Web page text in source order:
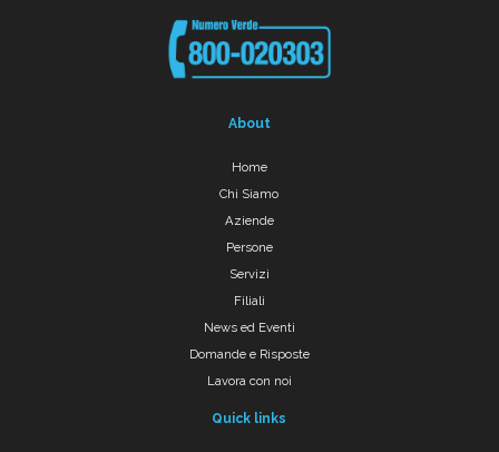
About
Home
Chi Siamo
Aziende
Persone
Servizi
Filiali
News ed Eventi
Domande e Risposte
Lavora con noi
Quick links